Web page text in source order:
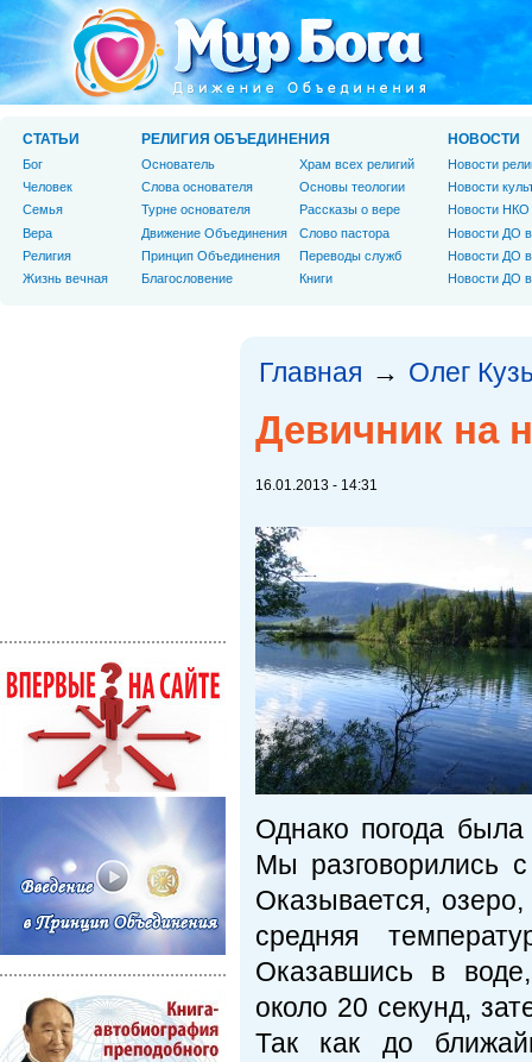
Главная → Олег
Девичник на
16.01.2013 - 14:31
Однако погода
Мы разговорились
Оказывается,
средняя
Оказавшись в
около 20 секунд,
Так как до
СТАТЬИ
Бог
Человек
Cемья
Вера
Религия
Жизнь вечная
РЕЛИГИЯ ОБЪЕДИНЕНИЯ
Основатель
Слова основателя
Турне основателя
Движение Объединения
Принцип Объединения
Благословение
Храм всех религий
Основы теологии
Рассказы о вере
Слово пастора
Переводы служб
Книги
НОВОСТИ
Новости
Новости
Новости НКО
Новости ДО
Новости ДО
Новости ДО